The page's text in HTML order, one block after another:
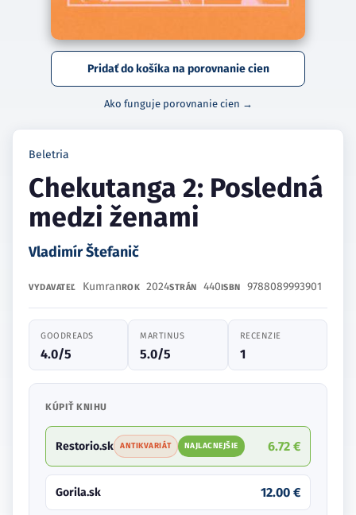
Pridať do košíka na porovnanie cien
Ako funguje porovnanie cien →
Beletria
Chekutanga 2: Posledná
medzi ženami
Vladimír Štefanič
VYDAVATEĽ KumranROK 2024STRÁN 440ISBN 9788089993901
GOODREADS
4.0/5
MARTINUS
5.0/5
RECENZIE
1
KÚPIŤ KNIHU
Restorio.sk ANTIKVARIÁT NAJLACNEJŠIE 6.72 €
Gorila.sk 12.00 €